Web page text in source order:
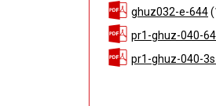
ghuz032-e-644
pr1-ghuz-040-
pr1-ghuz-040-